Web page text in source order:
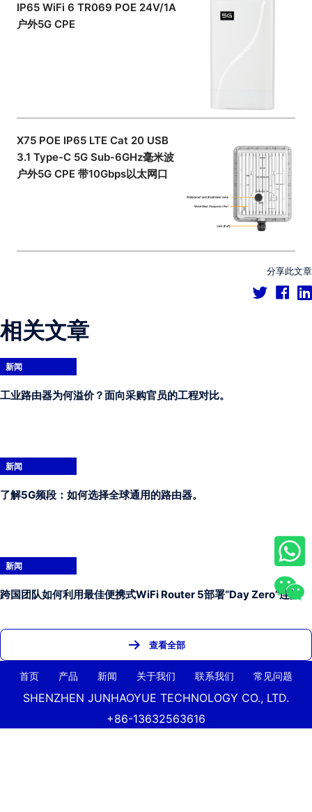
IP65 WiFi 6 TR069 POE 24V/1A
户外5G CPE
X75 POE IP65 LTE Cat 20 USB
3.1 Type-C 5G Sub-6GHz毫米波
户外5G CPE 带10Gbps以太网口
分享此文章
相关文章
新闻
工业路由器为何溢价？面向采购官员的工程对比。
新闻
了解5G频段：如何选择全球通用的路由器。
新闻
跨国团队如何利用最佳便携式WiFi Router 5部署“Day Zero”连接
查看全部
首页 产品 新闻 关于我们 联系我们 常见问题
SHENZHEN JUNHAOYUE TECHNOLOGY CO., LTD.
+86-13632563616